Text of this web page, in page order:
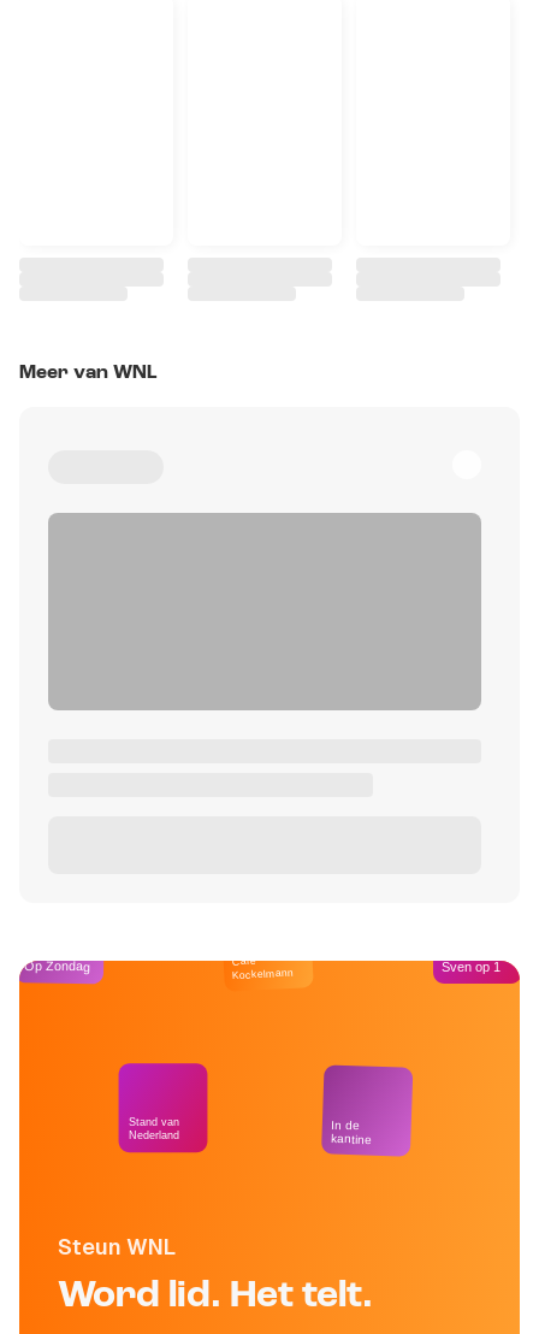
Meer van WNL
Steun WNL
Word lid. Het telt.
Op Zondag
Stand van
Nederland
Café
Kockelmann
In de
kantine
Sven op 1